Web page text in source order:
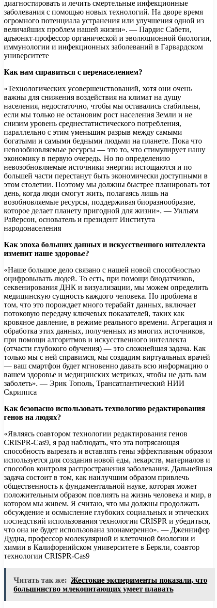
диагностировать и лечить смертельные инфекционные
заболевания с помощью новых технологий. На дворе время
огромного потенциала устранения или улучшения одной из
величайших проблем нашей жизни». — Пардис Сабети,
адъюнкт-профессор органической и эволюционной биологии,
иммунологии и инфекционных заболеваний в Гарвардском
университете
Как нам справиться с перенаселением?
«Технологических усовершенствований, хотя они очень
важны для снижения воздействия на климат на душу
населения, недостаточно, чтобы мы оставались стабильны,
если мы только не остановим рост населения Земли и не
снизим уровень среднестатистического потребления,
параллельно с этим уменьшим разрыв между самыми
богатыми и самыми бедными людьми на планете. Пока что
невозобновляемые ресурсы — это то, что стимулирует нашу
экономику в первую очередь. Но по определению
невозобновляемые источники энергии истощаются и по
большей части перестанут быть экономически доступными в
этом столетии. Поэтому мы должны быстрее планировать тот
день, когда люди смогут жить, полагаясь лишь на
возобновляемые ресурсы, поддерживая биоразнообразие,
которое делает планету пригодной для жизни». — Уильям
Райерсон, основатель и президент Института
народонаселения
Как эпоха больших данных и искусственного интеллекта
изменит наше здоровье?
«Наше большое дело связано с нашей новой способностью
оцифровывать людей. То есть, при помощи биодатчиков,
секвенирования ДНК и визуализации, мы можем определить
медицинскую сущность каждого человека. Но проблема в
том, что это порождает много терабайт данных, включает
потоковую передачу ключевых показателей, таких как
кровяное давление, в режиме реального времени. Агрегация и
обработка этих данных, полученных из многих источников,
при помощи алгоритмов и искусственного интеллекта
(отчасти глубокого обучения) — это сложнейшая задача. Как
только мы с ней справимся, мы создадим виртуальных врачей
— ваш смартфон будет мгновенно давать всю информацию о
вашем здоровье и медицинских метриках, чтобы не дать вам
заболеть». — Эрик Тополь, Трансатлантический НИИ
Скриппса
Как безопасно использовать технологию редактирования
генов на людях?
«Являясь соавтором технологии редактирования генов
CRISPR-Cas9, я рад наблюдать, что эта потрясающая
способность вырезать и вставлять гены эффективным образом
используется для создания новой еды, лекарств, материалов и
способов контроля распространения заболевания. Дальнейшая
задача состоит в том, как наилучшим образом привлечь
общественность к фундаментальной науке, которая может
положительным образом повлиять на жизнь человека и мир, в
котором мы живем. Я считаю, что мы должны продолжать
обсуждение и осмысление глубоких социальных и этических
последствий использования технологии CRISPR и убедиться,
что она не будет использована злонамеренно». — Дженнифер
Дудна, профессор молекулярной и клеточной биологии и
химии в Калифорнийском университете в Беркли, соавтор
технологии CRISPR-Cas9
Читать так же: Жестокие эксперименты показали, что
большинство млекопитающих умеет плавать